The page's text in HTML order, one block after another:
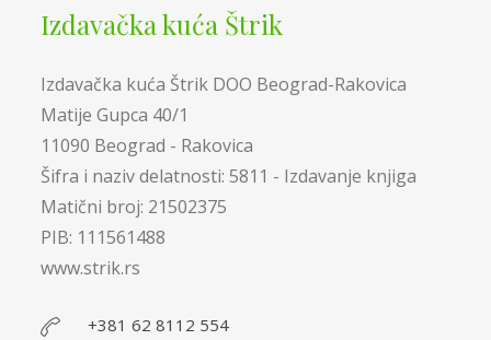
Izdavačka kuća Štrik
Izdavačka kuća Štrik DOO Beograd-Rakovica
Matije Gupca 40/1
11090 Beograd - Rakovica
Šifra i naziv delatnosti: 5811 - Izdavanje knjiga
Matični broj: 21502375
PIB: 111561488
www.strik.rs
+381 62 8112 554